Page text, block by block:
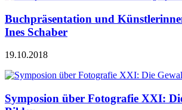
Buchpräsentation und
Ines Schaber
19.10.2018
Symposion über Fotografie XXI: